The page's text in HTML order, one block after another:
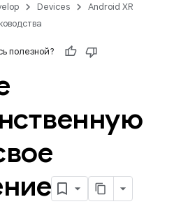
Devices
Android XR
полезной?